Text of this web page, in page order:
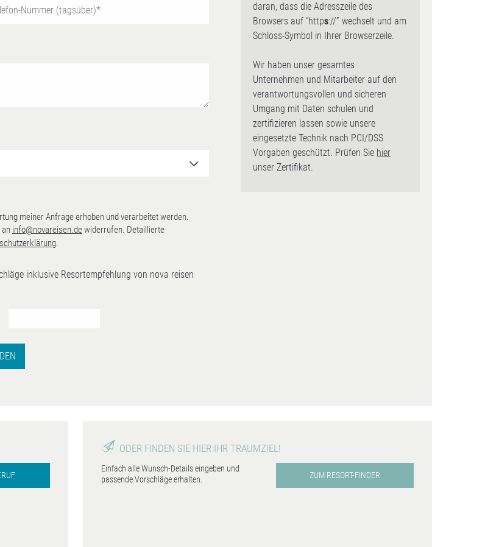
daran, dass die Adresszeile des
Browsers auf “https://” wechselt und am
Schloss-Symbol in Ihrer Browserzeile.
Wir haben unser gesamtes
Unternehmen und Mitarbeiter auf den
verantwortungsvollen und sicheren
Umgang mit Daten schulen und
zertifizieren lassen sowie unsere
eingesetzte Technik nach PCI/DSS
Vorgaben geschützt. Prüfen Sie hier
unser Zertifikat.
meiner Anfrage erhoben und verarbeitet werden.
info@novareisen.dewiderrufen. Detaillierte
.
inklusive Resortempfehlung von nova reisen
ODER FINDEN SIE HIER IHR TRAUMZIEL!
Einfach alle Wunsch-Details eingeben und
passende Vorschläge erhalten.
ZUM RESORT-FINDER